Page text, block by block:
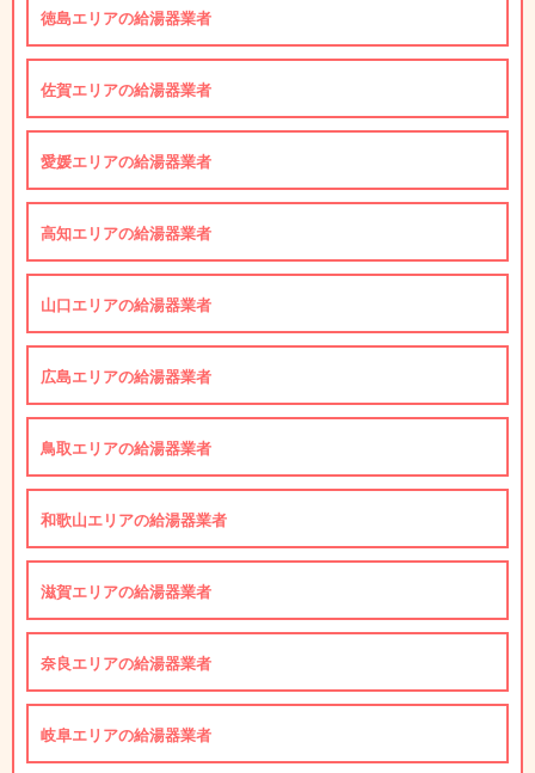
徳島エリアの給湯器業者
佐賀エリアの給湯器業者
愛媛エリアの給湯器業者
高知エリアの給湯器業者
山口エリアの給湯器業者
広島エリアの給湯器業者
鳥取エリアの給湯器業者
和歌山エリアの給湯器業者
滋賀エリアの給湯器業者
奈良エリアの給湯器業者
岐阜エリアの給湯器業者